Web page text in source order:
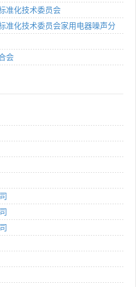
准化技术委员会
准化技术委员会家用电器噪声分
会